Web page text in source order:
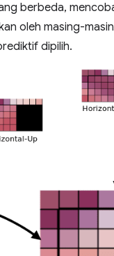
berbeda,
oleh masing-
dipilih.